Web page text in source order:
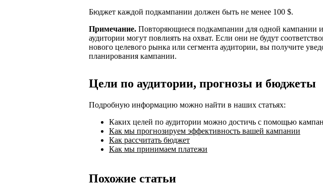
Бюджет каждой подкампании должен быть не менее 100 $.
Примечание. Повторяющиеся подкампании для одной кампании
аудитории могут повлиять на охват. Если они не будут
нового целевого рынка или сегмента аудитории, вы получите
планирования кампании.
Цели по аудитории, прогнозы и бюджеты
Подробную информацию можно найти в наших статьях:
Каких целей по аудитории можно достичь с помощью
Как мы прогнозируем эффективность вашей кампании
Как рассчитать бюджет
Как мы принимаем платежи
Похожие статьи